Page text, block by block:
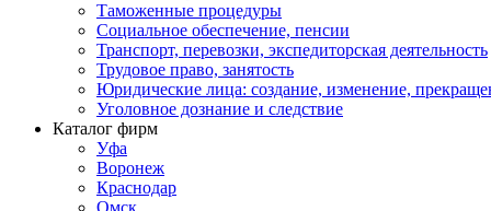
Таможенные процедуры
Социальное обеспечение, пенсии
Транспорт, перевозки, экспедиторская деятельность
Трудовое право, занятость
Юридические лица: создание, изменение,
Уголовное дознание и следствие
Каталог фирм
Уфа
Воронеж
Краснодар
Омск